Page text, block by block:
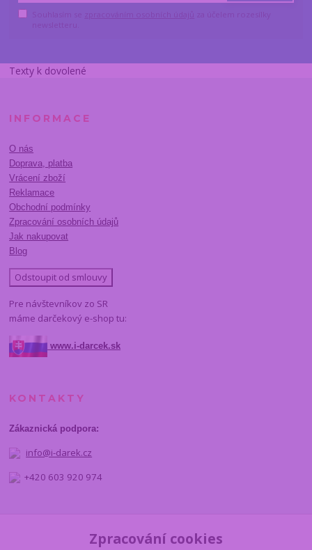
Texty k dovolené
INFORMACE
O nás
Doprava, platba
Vrácení zboží
Reklamace
Obchodní podmínky
Zpracování osobních údajů
Jak nakupovat
Blog
Odstoupit od smlouvy
Pre návštevníkov zo SR
máme darčekový e-shop tu:
www.i-darcek.sk
KONTAKTY
Zákaznická podpora:
info@i-darek.cz
+420 603 920 974
Zpracování cookies